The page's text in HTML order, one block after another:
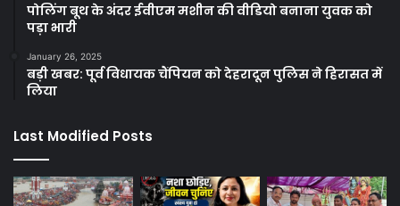
पोलिंग बूथ के अंदर ईवीएम मशीन की वीडियो बनाना युवक को
पड़ा भारी
January 26, 2025
बड़ी खबर: पूर्व विधायक चैंपियन को देहरादून पुलिस ने हिरासत में
लिया
Last Modified Posts